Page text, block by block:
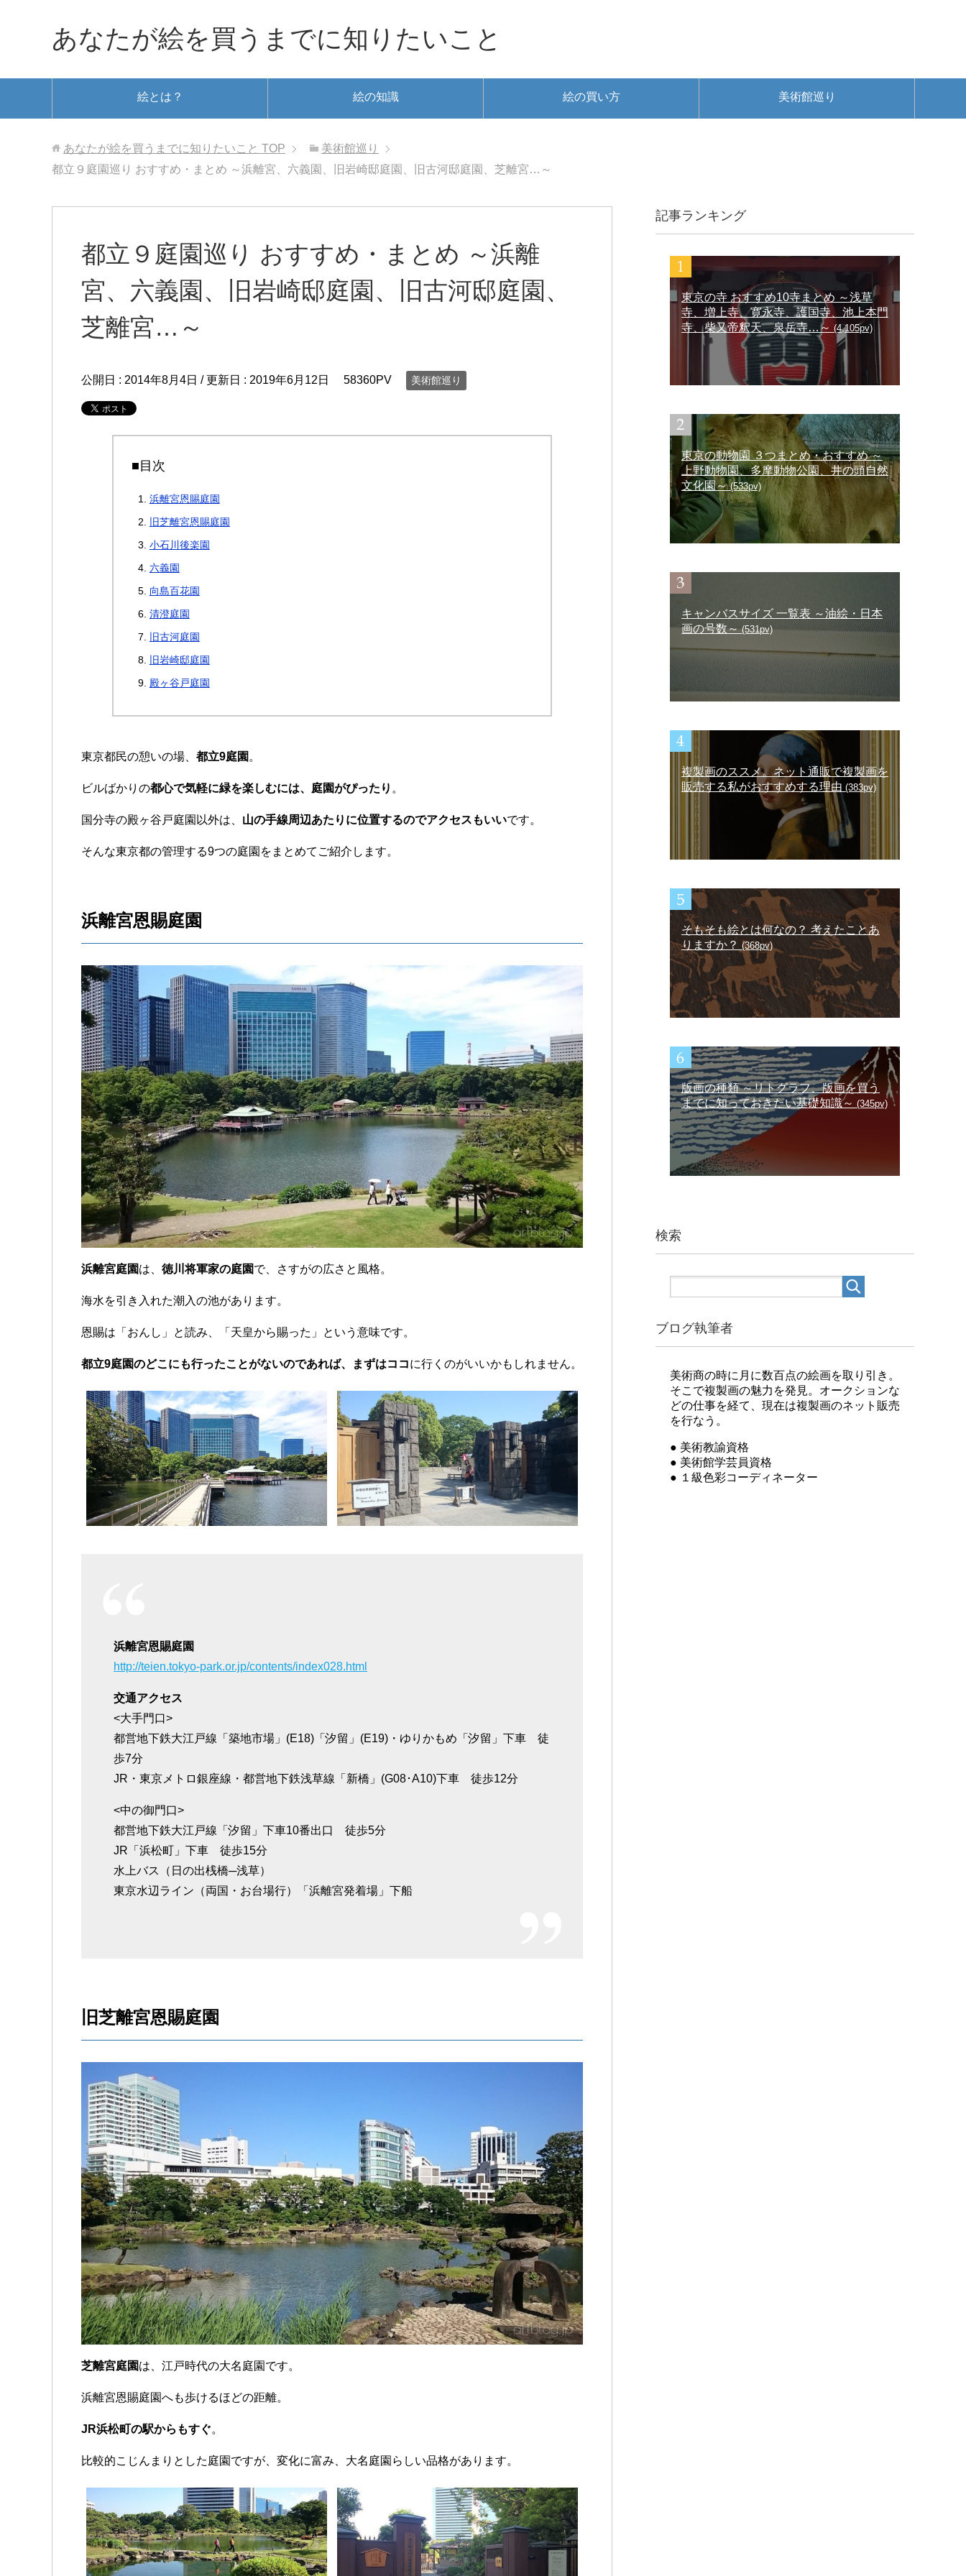
あなたが絵を買うまでに知りたいこと
絵とは？ 絵の知識 絵の買い方 美術館巡り
あなたが絵を買うまでに知りたいこと TOP
美術館巡り
都立９庭園巡り おすすめ・まとめ ～浜離宮、六義園、旧岩崎邸庭園、旧古河邸庭園、芝離宮…～
都立９庭園巡り おすすめ・まとめ ～浜離
宮、六義園、旧岩崎邸庭園、旧古河邸庭園、
芝離宮…～
公開日 : 2014年8月4日 / 更新日 : 2019年6月12日 58360PV 美術館巡り
■目次
浜離宮恩賜庭園
旧芝離宮恩賜庭園
小石川後楽園
六義園
向島百花園
清澄庭園
旧古河庭園
旧岩崎邸庭園
殿ヶ谷戸庭園
東京都民の憩いの場、 都立9庭園 。
ビルばかりの都心で気軽に緑を楽しむには、庭園がぴったり 。
国分寺の殿ヶ谷戸庭園以外は、 山の手線周辺あたりに位置するのでアクセスもいいです。
そんな東京都の管理する9つの庭園をまとめてご紹介します。
浜離宮恩賜庭園
浜離宮庭園は、 徳川将軍家の庭園で、さすがの広さと風格。
海水を引き入れた潮入の池があります。
恩賜は「おんし」と読み、「天皇から賜った」という意味です。
都立9庭園のどこにも行ったことがないのであれば、まずはココに行くのがいいかもしれません。
浜離宮恩賜庭園
http://teien.tokyo-park.or.jp/contents/index028.html
交通アクセス
<大手門口>
都営地下鉄大江戸線「築地市場」(E18)「汐留」(E19)・ゆりかもめ「汐留」下車 徒
歩7分
JR・東京メトロ銀座線・都営地下鉄浅草線「新橋」(G08･A10)下車 徒歩12分
<中の御門口>
都営地下鉄大江戸線「汐留」下車10番出口 徒歩5分
JR「浜松町」下車 徒歩15分
水上バス（日の出桟橋─浅草）
東京水辺ライン（両国・お台場行）「浜離宮発着場」下船
旧芝離宮恩賜庭園
芝離宮庭園は、江戸時代の大名庭園です。
浜離宮恩賜庭園へも歩けるほどの距離。
JR浜松町の駅からもすぐ。
比較的こじんまりとした庭園ですが、変化に富み、大名庭園らしい品格があります。
記事ランキング
東京の寺 おすすめ10寺まとめ ～浅草
寺、増上寺、寛永寺、護国寺、池上本門
寺、柴又帝釈天、泉岳寺…～ (4,105pv)
東京の動物園 ３つまとめ・おすすめ ～
上野動物園、多摩動物公園、井の頭自然
文化園～(533pv)
キャンバスサイズ 一覧表 ～油絵・日本
画の号数～(531pv)
複製画のススメ。ネット通販で複製画を
販売する私がおすすめする理由 (383pv)
そもそも絵とは何なの？ 考えたことあ
りますか？ (368pv)
版画の種類 ～リトグラフ、版画を買う
までに知っておきたい基礎知識～ (345pv)
検索
ブログ執筆者
美術商の時に月に数百点の絵画を取り引き。
そこで複製画の魅力を発見。オークションな
どの仕事を経て、現在は複製画のネット販売
を行なう。
● 美術教諭資格
● 美術館学芸員資格
● １級色彩コーディネーター